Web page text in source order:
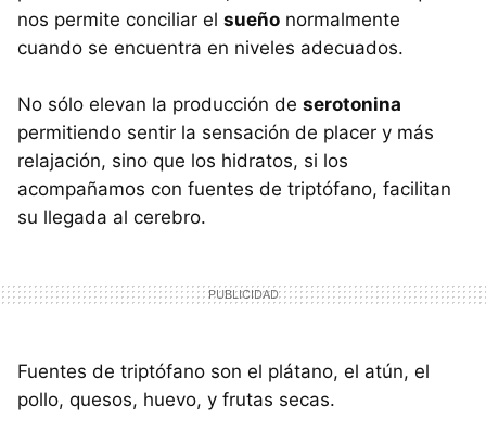
nos permite conciliar el sueño normalmente
cuando se encuentra en niveles adecuados.
No sólo elevan la producción de serotonina
permitiendo sentir la sensación de placer y más
relajación, sino que los hidratos, si los
acompañamos con fuentes de triptófano, facilitan
su llegada al cerebro.
Fuentes de triptófano son el plátano, el atún, el
pollo, quesos, huevo, y frutas secas.